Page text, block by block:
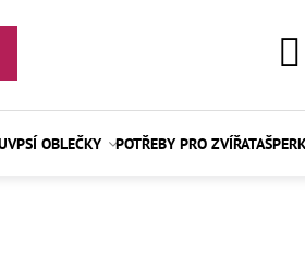
PSÍ OBLEČKY POTŘEBY PRO ZVÍŘATA